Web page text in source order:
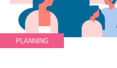
PLANNING